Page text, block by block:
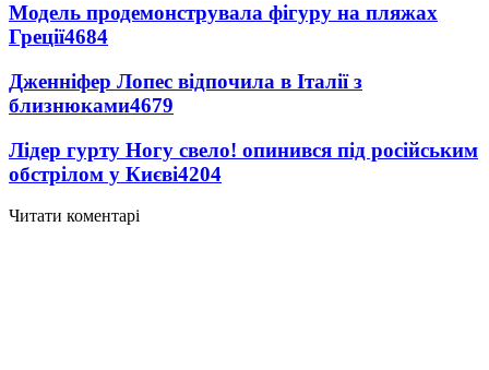
Модель продемонструвала фігуру на пляжах
Греції4684
Дженніфер Лопес відпочила в Італії з
близнюками4679
Лідер гурту Ногу свело! опинився під російським
обстрілом у Києві4204
Читати коментарі